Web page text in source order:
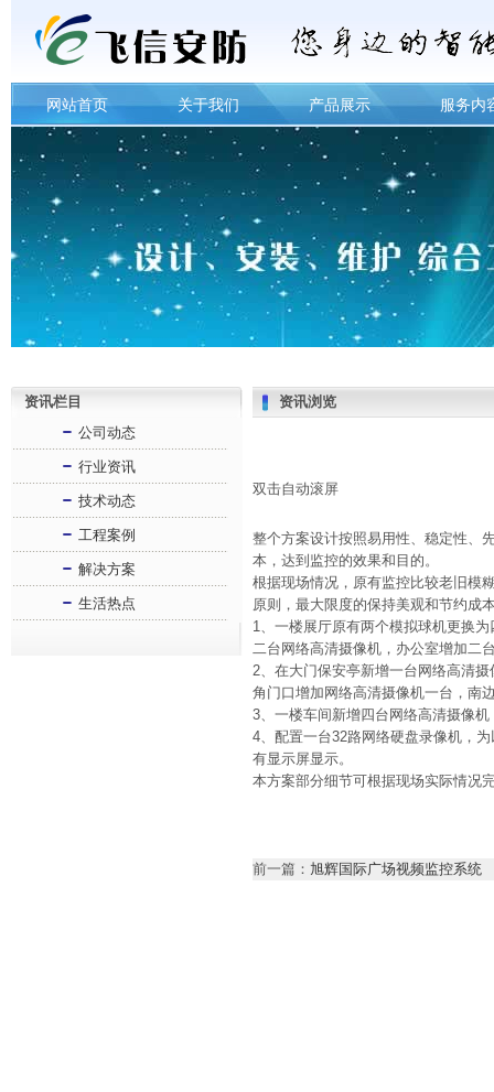
网站首页 关于我们 产品展示 服务内
资讯栏目
公司动态
行业资讯
技术动态
工程案例
解决方案
生活热点
资讯浏览
双击自动滚屏
整个方案设计按照易用性、稳定性、
本，达到监控的效果和目的。
根据现场情况，原有监控比较老旧模
原则，最大限度的保持美观和节约成
1、一楼展厅原有两个模拟球机更换
二台网络高清摄像机，办公室增加二
2、在大门保安亭新增一台网络高清
角门口增加网络高清摄像机一台，南
3、一楼车间新增四台网络高清摄像
4、配置一台32路网络硬盘录像机，
有显示屏显示。
本方案部分细节可根据现场实际情况
前一篇： 旭辉国际广场视频监控系统